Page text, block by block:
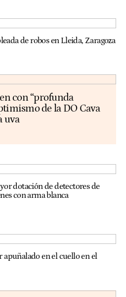
de robos en Lleida, Zaragoza
con “profunda
de la DO Cava
uva
dotación de detectores de
con arma blanca
en el cuello en el